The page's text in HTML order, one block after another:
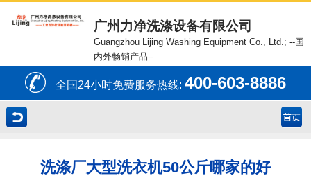
广州力净洗涤设备有限公司
Guangzhou Lijing Washing Equipment Co., Ltd.; --国
内外畅销产品--
全国24小时免费服务热线:400-603-8886
洗涤厂大型洗衣机50公斤哪家的好